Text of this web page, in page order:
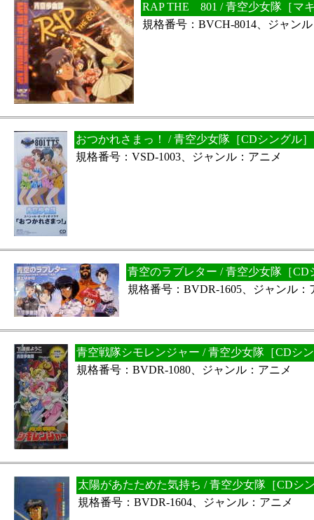
RAP THE 801 / 青空少女隊［マ
規格番号：BVCH-8014、ジャン
おつかれさまっ！ / 青空少女隊［CDシングル］
規格番号：VSD-1003、ジャンル：アニメ
青空のラブレター / 青空少女隊［CD
規格番号：BVDR-1605、ジャンル：
青空戦隊シモレンジャー / 青空少女隊［CDシ
規格番号：BVDR-1080、ジャンル：アニメ
太陽があたためた気持ち / 青空少女隊［CDシ
規格番号：BVDR-1604、ジャンル：アニメ